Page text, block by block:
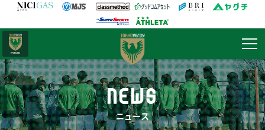
NEWS
ニュース